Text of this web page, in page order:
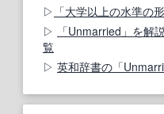
「大学以上の水準の
「Unmarried」を解
覧
英和辞書の「